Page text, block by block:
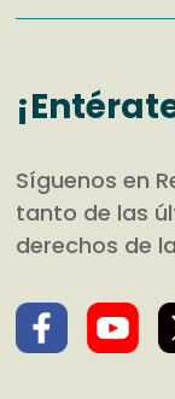
Síguenos en
tanto de las
derechos de